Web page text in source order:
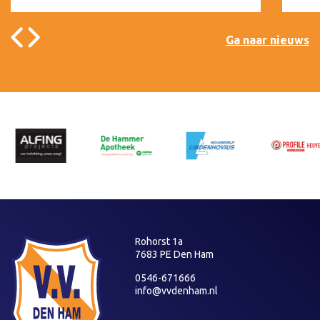
Ga naar nieuws
Rohorst 1a
7683 PE Den Ham
0546-671666
info@vvdenham.nl